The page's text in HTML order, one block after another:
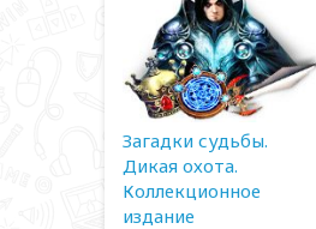
Загадки судьбы.
Дикая охота.
Коллекционное
издание